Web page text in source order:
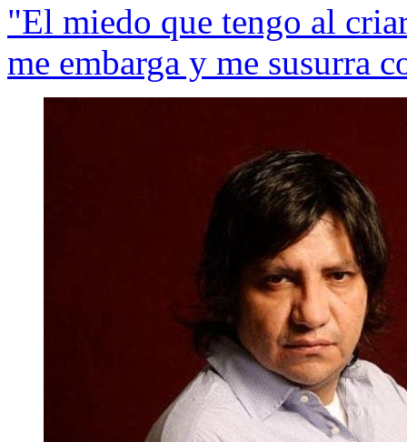
"El miedo que tengo al
me embarga y me susurra